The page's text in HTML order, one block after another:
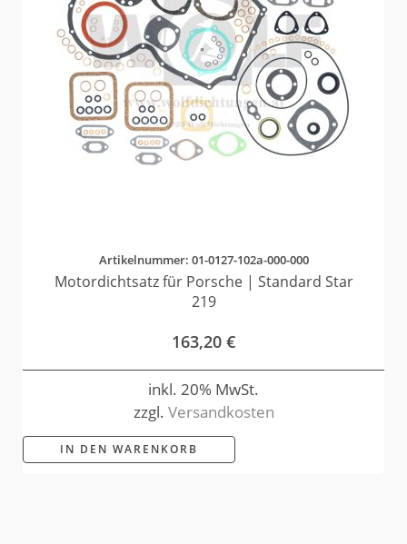
Artikelnummer: 01-0127-102a-000-000
Motordichtsatz für Porsche | Standard Star
219
163,20 €
inkl. 20% MwSt.
zzgl. Versandkosten
IN DEN WARENKORB